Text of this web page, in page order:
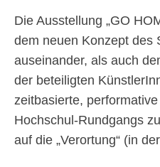
Die Ausstellung „GO
dem neuen Konzept des
auseinander, als auch
der beteiligten
zeitbasierte,
Hochschul-Rundgangs
auf die „Verortung“ (in